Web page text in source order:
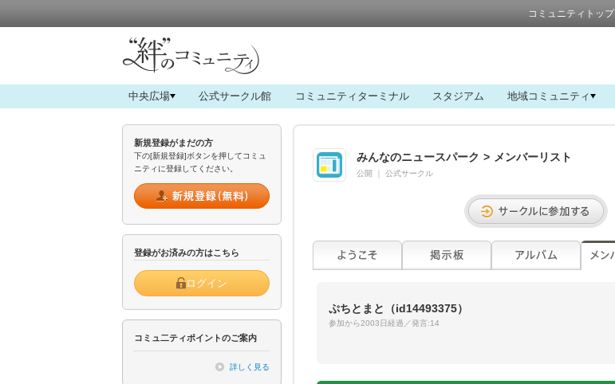
コミュニティトップ
中央広場 公式サークル館 コミュニティターミナル スタジアム 地域コミュニティ
新規登録がまだの方
下の[新規登録]ボタンを押してコミュ
ニティに登録してください。
登録がお済みの方はこちら
ログイン
コミュ二ティポイントのご案内
詳しく見る
みんなのニュースパーク > メンバーリスト
公開 公式サークル
ぷちとまと （id14493375）
参加から2003日経過／発言:14